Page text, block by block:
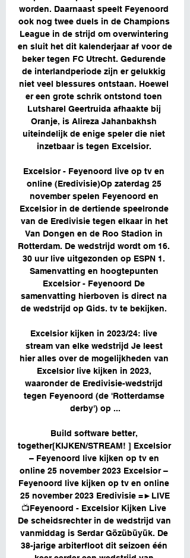
worden. Daarnaast speelt Feyenoord
ook nog twee duels in de Champions
League in de strijd om overwintering
en sluit het dit kalenderjaar af voor de
beker tegen FC Utrecht. Gedurende
de interlandperiode zijn er gelukkig
niet veel blessures ontstaan. Hoewel
er een grote schrik ontstond toen
Lutsharel Geertruida afhaakte bij
Oranje, is Alireza Jahanbakhsh
uiteindelijk de enige speler die niet
inzetbaar is tegen Excelsior.
Excelsior - Feyenoord live op tv en
online (Eredivisie)Op zaterdag 25
november spelen Feyenoord en
Excelsior in de dertiende speelronde
van de Eredivisie tegen elkaar in het
Van Dongen en de Roo Stadion in
Rotterdam. De wedstrijd wordt om 16.
30 uur live uitgezonden op ESPN 1.
Samenvatting en hoogtepunten
Excelsior - Feyenoord De
samenvatting hierboven is direct na
de wedstrijd op Gids. tv te bekijken.
Excelsior kijken in 2023/24: live
stream van elke wedstrijd Je leest
hier alles over de mogelijkheden van
Excelsior live kijken in 2023,
waaronder de Eredivisie-wedstrijd
tegen Feyenoord (de 'Rotterdamse
derby') op ...
Build software better,
together[KIJKEN/STREAM! ] Excelsior
– Feyenoord live kijken op tv en
online 25 november 2023 Excelsior –
Feyenoord live kijken op tv en online
25 november 2023 Eredivisie =►LIVE
📺Feyenoord - Excelsior Kijken Live
De scheidsrechter in de wedstrijd van
vanmiddag is Serdar Gözübüyük. De
38-jarige arbiterfloot dit seizoen één